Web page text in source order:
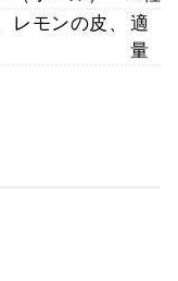
レモンの皮、
適
量